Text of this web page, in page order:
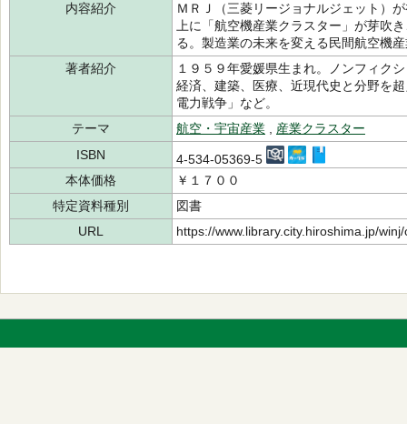
内容紹介
ＭＲＪ（三菱リージョナルジェット）
上に「航空機産業クラスター」が芽吹
る。製造業の未来を変える民間航空機
著者紹介
１９５９年愛媛県生まれ。ノンフィク
経済、建築、医療、近現代史と分野を
電力戦争」など。
テーマ
航空・宇宙産業
産業クラスター
ISBN
4-534-05369-5
本体価格
￥１７００
特定資料種別
図書
URL
https://www.library.city.hiroshima.jp/